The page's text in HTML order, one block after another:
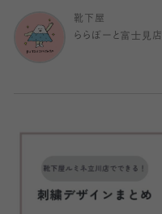
靴下屋
ららぽーと富士見店